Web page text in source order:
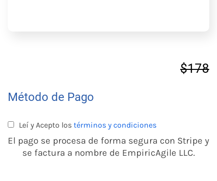
$178
Método de Pago
Leí y Acepto los términos y condiciones
El pago se procesa de forma segura con Stripe y
se factura a nombre de EmpiricAgile LLC.